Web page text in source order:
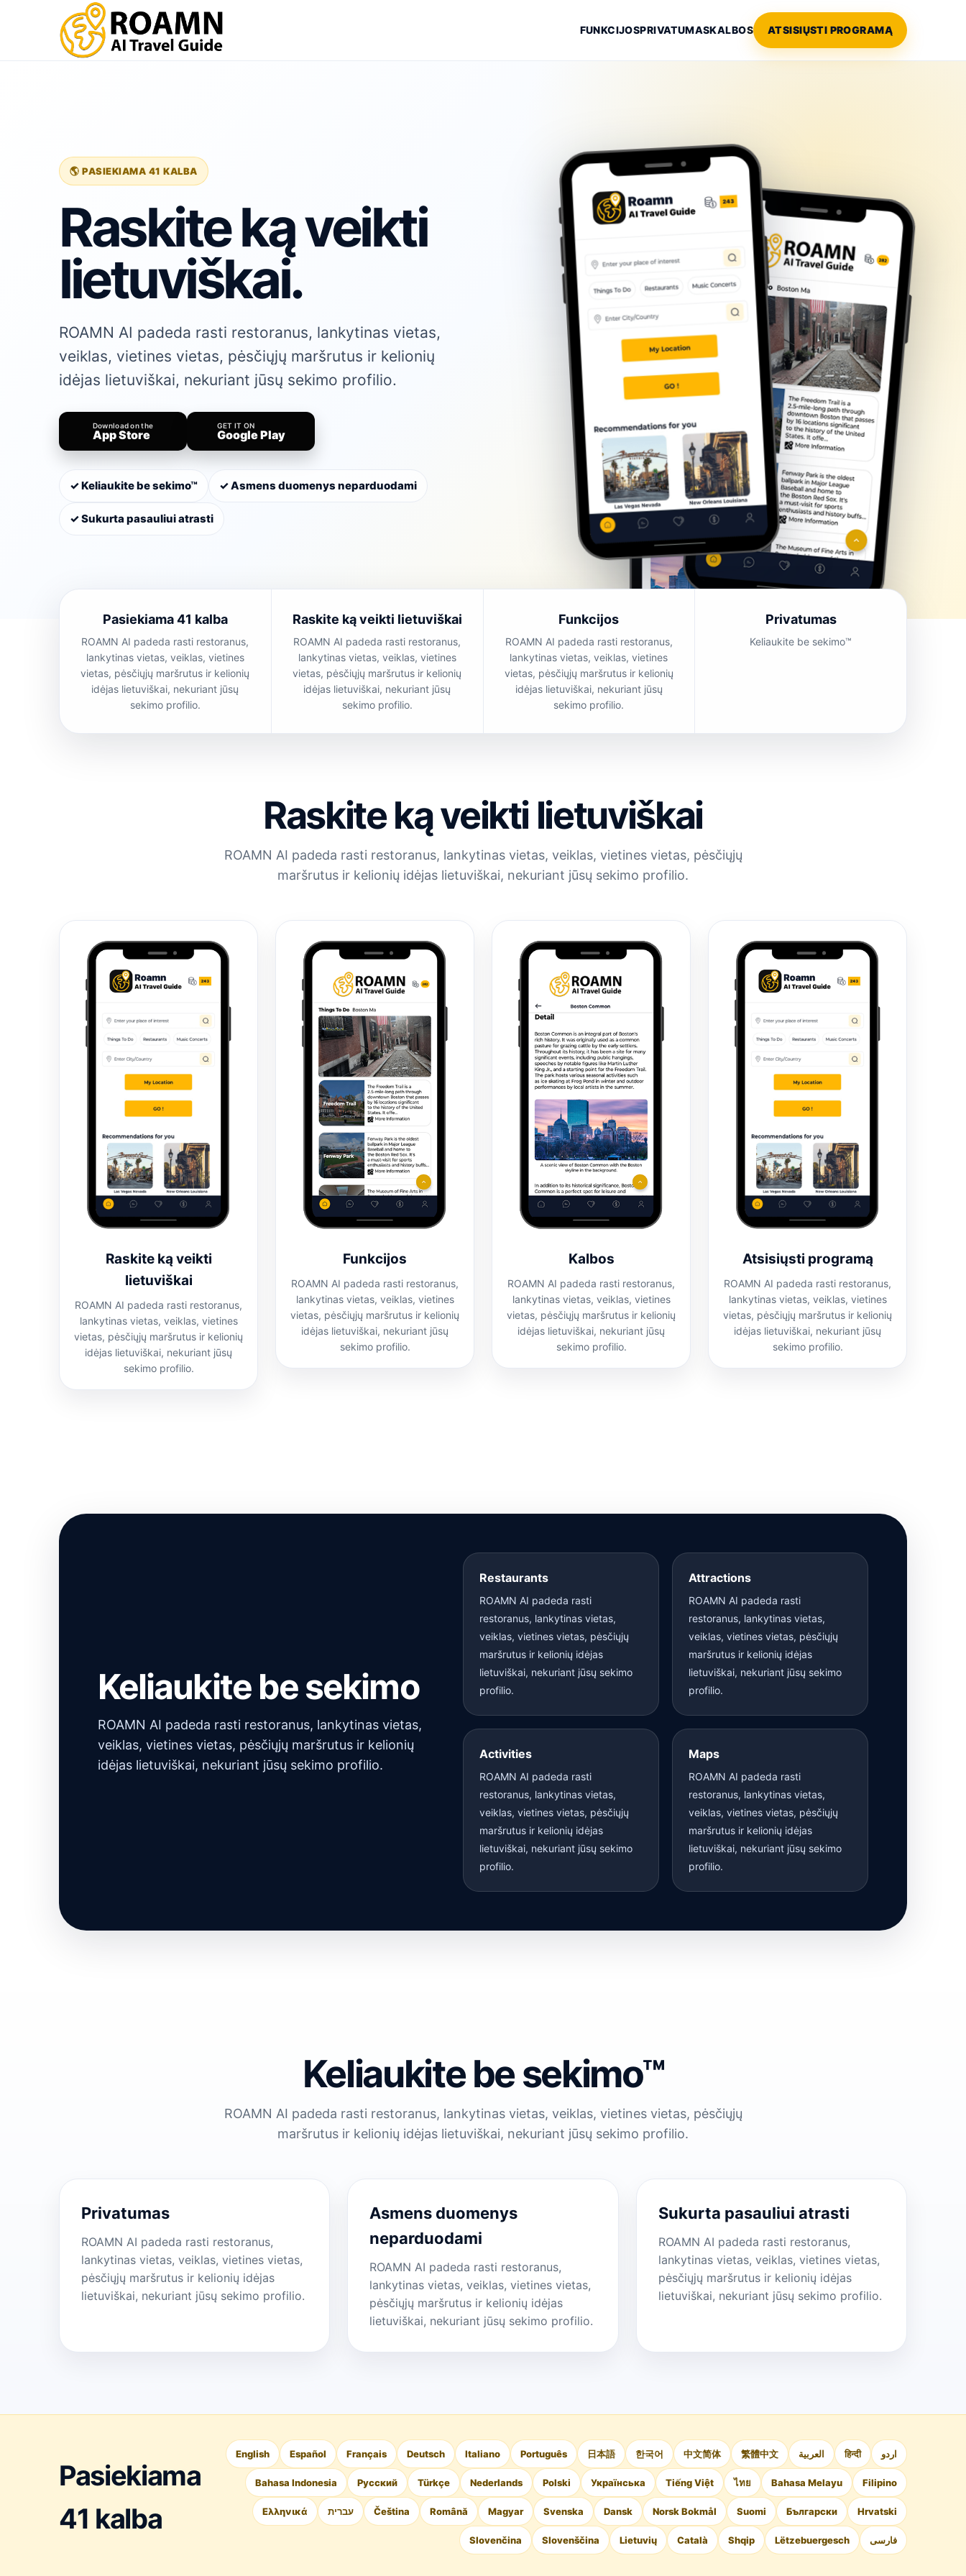
FUNKCIJOSPRIVATUMASKALBOS ATSISIŲSTI PROGRAMĄ
🌎 PASIEKIAMA 41 KALBA
Raskite ką veikti
lietuviškai.
ROAMN AI padeda rasti restoranus, lankytinas vietas,
veiklas, vietines vietas, pėsčiųjų maršrutus ir kelionių
idėjas lietuviškai, nekuriant jūsų sekimo profilio.
Download on the
App Store
GET IT ON
Google Play
✓ Keliaukite be sekimo™ ✓ Asmens duomenys neparduodami
✓ Sukurta pasauliui atrasti
Pasiekiama 41 kalba
ROAMN AI padeda rasti restoranus,
lankytinas vietas, veiklas, vietines
vietas, pėsčiųjų maršrutus ir kelionių
idėjas lietuviškai, nekuriant jūsų
sekimo profilio.
Raskite ką veikti lietuviškai
ROAMN AI padeda rasti restoranus,
lankytinas vietas, veiklas, vietines
vietas, pėsčiųjų maršrutus ir kelionių
idėjas lietuviškai, nekuriant jūsų
sekimo profilio.
Funkcijos
ROAMN AI padeda rasti restoranus,
lankytinas vietas, veiklas, vietines
vietas, pėsčiųjų maršrutus ir kelionių
idėjas lietuviškai, nekuriant jūsų
sekimo profilio.
Privatumas
Keliaukite be sekimo™
Raskite ką veikti lietuviškai
ROAMN AI padeda rasti restoranus, lankytinas vietas, veiklas, vietines vietas, pėsčiųjų
maršrutus ir kelionių idėjas lietuviškai, nekuriant jūsų sekimo profilio.
Raskite ką veikti
lietuviškai
ROAMN AI padeda rasti restoranus,
lankytinas vietas, veiklas, vietines
vietas, pėsčiųjų maršrutus ir kelionių
idėjas lietuviškai, nekuriant jūsų
sekimo profilio.
Funkcijos
ROAMN AI padeda rasti restoranus,
lankytinas vietas, veiklas, vietines
vietas, pėsčiųjų maršrutus ir kelionių
idėjas lietuviškai, nekuriant jūsų
sekimo profilio.
Kalbos
ROAMN AI padeda rasti restoranus,
lankytinas vietas, veiklas, vietines
vietas, pėsčiųjų maršrutus ir kelionių
idėjas lietuviškai, nekuriant jūsų
sekimo profilio.
Atsisiųsti programą
ROAMN AI padeda rasti restoranus,
lankytinas vietas, veiklas, vietines
vietas, pėsčiųjų maršrutus ir kelionių
idėjas lietuviškai, nekuriant jūsų
sekimo profilio.
Keliaukite be sekimo
ROAMN AI padeda rasti restoranus, lankytinas vietas,
veiklas, vietines vietas, pėsčiųjų maršrutus ir kelionių
idėjas lietuviškai, nekuriant jūsų sekimo profilio.
Restaurants
ROAMN AI padeda rasti
restoranus, lankytinas vietas,
veiklas, vietines vietas, pėsčiųjų
maršrutus ir kelionių idėjas
lietuviškai, nekuriant jūsų sekimo
profilio.
Attractions
ROAMN AI padeda rasti
restoranus, lankytinas vietas,
veiklas, vietines vietas, pėsčiųjų
maršrutus ir kelionių idėjas
lietuviškai, nekuriant jūsų sekimo
profilio.
Activities
ROAMN AI padeda rasti
restoranus, lankytinas vietas,
veiklas, vietines vietas, pėsčiųjų
maršrutus ir kelionių idėjas
lietuviškai, nekuriant jūsų sekimo
profilio.
Maps
ROAMN AI padeda rasti
restoranus, lankytinas vietas,
veiklas, vietines vietas, pėsčiųjų
maršrutus ir kelionių idėjas
lietuviškai, nekuriant jūsų sekimo
profilio.
Keliaukite be sekimo™
ROAMN AI padeda rasti restoranus, lankytinas vietas, veiklas, vietines vietas, pėsčiųjų
maršrutus ir kelionių idėjas lietuviškai, nekuriant jūsų sekimo profilio.
Privatumas
ROAMN AI padeda rasti restoranus,
lankytinas vietas, veiklas, vietines vietas,
pėsčiųjų maršrutus ir kelionių idėjas
lietuviškai, nekuriant jūsų sekimo profilio.
Asmens duomenys
neparduodami
ROAMN AI padeda rasti restoranus,
lankytinas vietas, veiklas, vietines vietas,
pėsčiųjų maršrutus ir kelionių idėjas
lietuviškai, nekuriant jūsų sekimo profilio.
Sukurta pasauliui atrasti
ROAMN AI padeda rasti restoranus,
lankytinas vietas, veiklas, vietines vietas,
pėsčiųjų maršrutus ir kelionių idėjas
lietuviškai, nekuriant jūsų sekimo profilio.
Pasiekiama
41 kalba
English Español Français Deutsch Italiano Português 日本語 한국어 中文简体 繁體中文 العربية हिन्दी اردو
Bahasa Indonesia Русский Türkçe Nederlands Polski Українська Tiếng Việt ไทย Bahasa Melayu Filipino
Ελληνικά עברית Čeština Română Magyar Svenska Dansk Norsk Bokmål Suomi Български Hrvatski
Slovenčina Slovenščina Lietuvių Català Shqip Lëtzebuergesch فارسی